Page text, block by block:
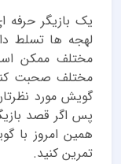
یک بازیگر حرفه
لهجه ها تسلط
مختلف ممکن
مختلف صحبت
گویش مورد
پس اگر قصد
همین امروز
تمرین کنید.